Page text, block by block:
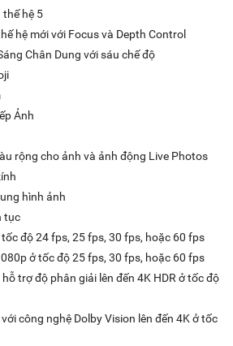
thế hệ 5
hệ mới với Focus và Depth Control
Chân Dung với sáu chế độ
Ảnh
rộng cho ảnh và ảnh động Live Photos
hình ảnh
tục
độ 24 fps, 25 fps, 30 fps, hoặc 60 fps
ở tốc độ 25 fps, 30 fps, hoặc 60 fps
trợ độ phân giải lên đến 4K HDR ở tốc độ
công nghệ Dolby Vision lên đến 4K ở tốc